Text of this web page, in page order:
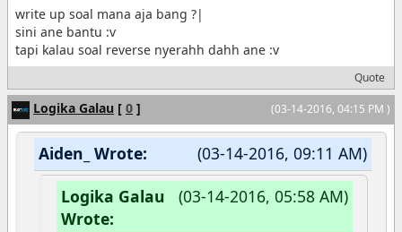
write up soal mana aja bang ?|
sini ane bantu :v
tapi kalau soal reverse nyerahh dahh ane :v
Quote
(03-14-2016, 04:15 PM )
Logika Galau [ 0 ]
(03-14-2016, 09:11 AM)
Aiden_ Wrote:
(03-14-2016, 05:58 AM)
Logika Galau
Wrote: